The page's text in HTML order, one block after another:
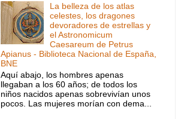
La belleza de los atlas
celestes, los dragones
devoradores de estrellas y
el Astronomicum
Caesareum de Petrus
Apianus - Biblioteca Nacional de España,
BNE
Aquí abajo, los hombres apenas
llegaban a los 60 años; de todos los
niños nacidos apenas sobrevivían unos
pocos. Las mujeres morían con dema...